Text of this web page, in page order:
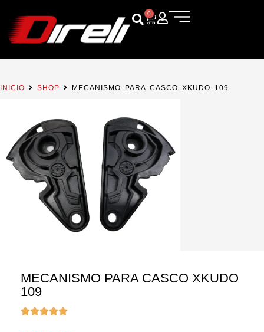
0
INICIO SHOP MECANISMO PARA CASCO XKUDO 109
MECANISMO PARA CASCO XKUDO
109